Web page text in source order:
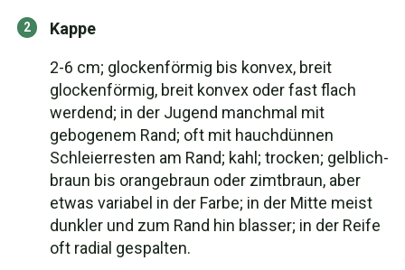
Kappe
2-6 cm; glockenförmig bis konvex, breit
glockenförmig, breit konvex oder fast flach
werdend; in der Jugend manchmal mit
gebogenem Rand; oft mit hauchdünnen
Schleierresten am Rand; kahl; trocken; gelblich-
braun bis orangebraun oder zimtbraun, aber
etwas variabel in der Farbe; in der Mitte meist
dunkler und zum Rand hin blasser; in der Reife
oft radial gespalten.